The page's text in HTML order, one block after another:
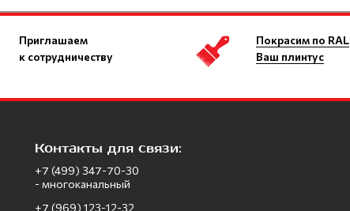
Приглашаем
к сотрудничеству
Покрасим по RAL
Ваш плинтус
Контакты для связи:
+7 (499) 347-70-30
- многоканальный
+7 (969) 123-12-32